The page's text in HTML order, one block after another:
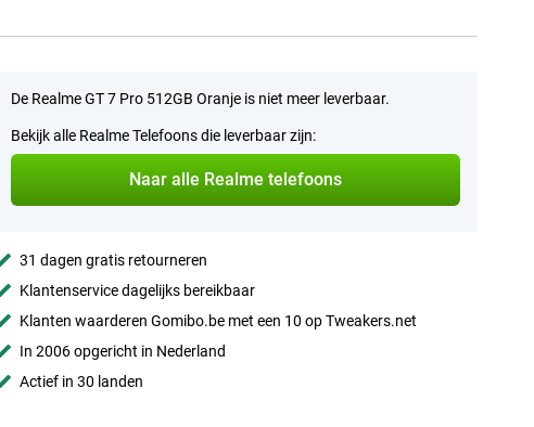
De Realme GT 7 Pro 512GB Oranje is niet meer leverbaar.
Bekijk alle Realme Telefoons die leverbaar zijn:
Naar alle Realme telefoons
31 dagen gratis retourneren
Klantenservice dagelijks bereikbaar
Klanten waarderen Gomibo.be met een 10 op Tweakers.net
In 2006 opgericht in Nederland
Actief in 30 landen